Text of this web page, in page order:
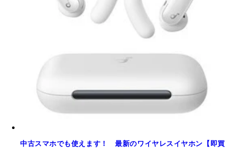
中古スマホでも使えます！ 最新のワイヤレスイヤホン【即買